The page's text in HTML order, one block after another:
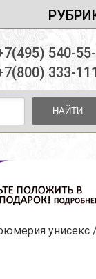
540-
333-
НАЙТИ
унисекс